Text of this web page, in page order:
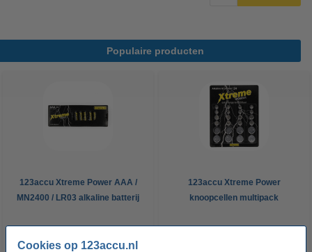
Cookies op 123accu.nl
Populaire producten
123accu Xtreme Power AAA /
MN2400 / LR03 alkaline batterij
BTW
123accu Xtreme Power
knoopcellen multipack